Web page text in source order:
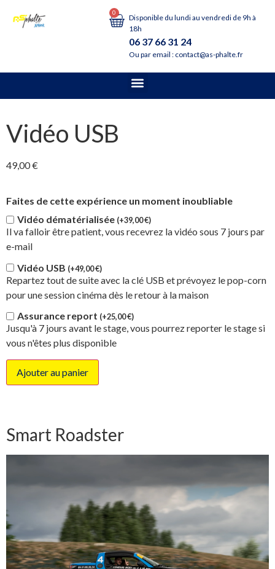
0
Disponible du lundi au vendredi de 9h à
18h
06 37 66 31 24
Ou par email : contact@as-phalte.fr
Vidéo USB
49,00€
Faites de cette expérience un moment inoubliable
Vidéo dématérialisée (+39,00€)
Il va falloir être patient, vous recevrez la vidéo sous 7 jours par
e-mail
Vidéo USB (+49,00€)
Repartez tout de suite avec la clé USB et prévoyez le pop-corn
pour une session cinéma dès le retour à la maison
Assurance report (+25,00€)
Jusqu'à 7 jours avant le stage, vous pourrez reporter le stage si
vous n'êtes plus disponible
Ajouter au panier
Smart Roadster